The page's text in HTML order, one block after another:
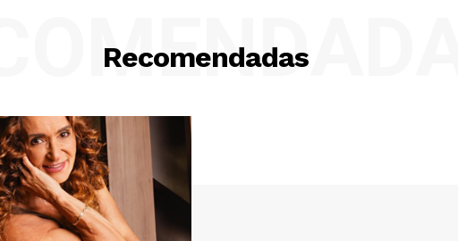
Recomendadas